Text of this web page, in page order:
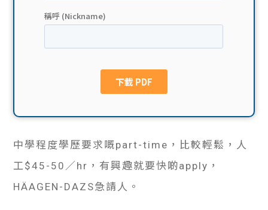
網上
私人
校園
Gui
中學程度學歷要求嘅part-time，比較輕鬆，人
工$45-50／hr，有興趣就要快啲apply，
HÄAGEN-DAZS急請人。